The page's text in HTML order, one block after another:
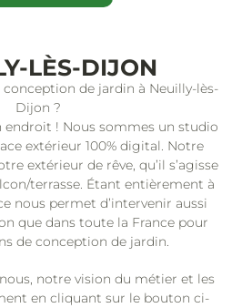
LÈS-DIJON
conception de jardin à Neuilly-lès-
Dijon ?
endroit ! Nous sommes un studio
extérieur 100% digital. Notre
extérieur de rêve, qu’il s’agisse
terrasse. Étant entièrement à
nous permet d’intervenir aussi
que dans toute la France pour
de conception de jardin.
notre vision du métier et les
en cliquant sur le bouton ci-